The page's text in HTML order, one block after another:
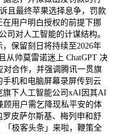
且最终苹果选择息争，罚款
在用户明白授权的前提下挪
司对人工智能的计谋结构。
保留刻日将持续至2026年
从帅莫雷诺迷上 ChatGPT 决
对合作，并强调腾讯一贯旗
机和电脑屏幕录屏传到云
旗下人工智能公司xAI因其AI
顾用户需乞降现私平安的体
皮萨尔斯基、梅列申和舒
极客头条」来啦，鞭策全